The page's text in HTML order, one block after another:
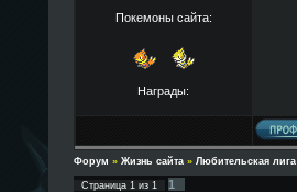
Покемоны сайта:
Награды:
Форум » Жизнь сайта » Любительская лига
Страница 1из 1 1